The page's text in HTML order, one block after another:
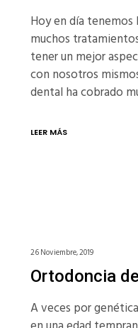
Hoy en día
muchos
tener un mejor
con nosotros
dental ha cobrado
LEER MÁS
26 Noviembre, 2019
Ortodoncia
A veces por